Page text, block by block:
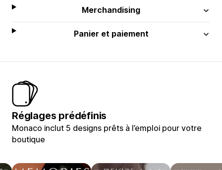
Merchandising
Panier et paiement
Réglages prédéfinis
Monaco inclut 5 designs prêts à l’emploi pour votre
boutique